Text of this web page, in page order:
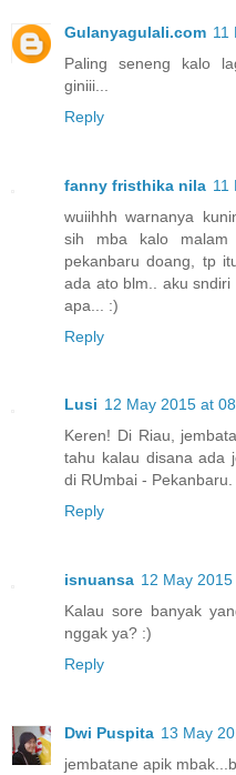
Gulanyagulali.com 11
Paling seneng kalo
giniii...
Reply
fanny fristhika nila 11
wuiihhh warnanya
sih mba kalo
pekanbaru doang, tp
ada ato blm.. aku
apa... :)
Reply
Lusi 12 May 2015 at
Keren! Di Riau,
tahu kalau disana ada
di RUmbai - Pekanbaru.
Reply
isnuansa 12 May
Kalau sore banyak
nggak ya? :)
Reply
Dwi Puspita 13 May
jembatane apik